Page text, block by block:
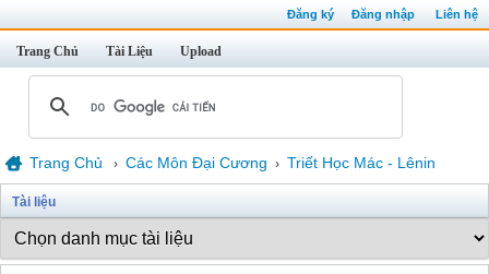
Đăng ký Đăng nhập Liên hệ
Trang Chủ Tài Liệu Upload
Trang Chủ › Các Môn Đại Cương › Triết Học Mác - Lênin
Tài liệu